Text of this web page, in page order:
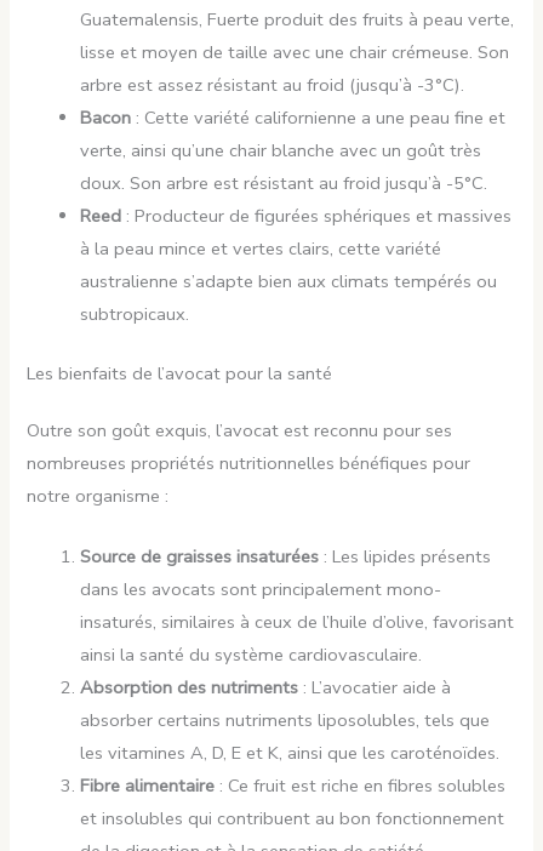
Guatemalensis, Fuerte produit des fruits à peau verte,
lisse et moyen de taille avec une chair crémeuse. Son
arbre est assez résistant au froid (jusqu’à -3°C).
Bacon : Cette variété californienne a une peau fine et
verte, ainsi qu’une chair blanche avec un goût très
doux. Son arbre est résistant au froid jusqu’à -5°C.
Reed : Producteur de figurées sphériques et massives
à la peau mince et vertes clairs, cette variété
australienne s’adapte bien aux climats tempérés ou
subtropicaux.
Les bienfaits de l’avocat pour la santé
Outre son goût exquis, l’avocat est reconnu pour ses
nombreuses propriétés nutritionnelles bénéfiques pour
notre organisme :
Source de graisses insaturées : Les lipides présents
dans les avocats sont principalement mono-
insaturés, similaires à ceux de l’huile d’olive, favorisant
ainsi la santé du système cardiovasculaire.
Absorption des nutriments : L’avocatier aide à
absorber certains nutriments liposolubles, tels que
les vitamines A, D, E et K, ainsi que les caroténoïdes.
Fibre alimentaire : Ce fruit est riche en fibres solubles
et insolubles qui contribuent au bon fonctionnement